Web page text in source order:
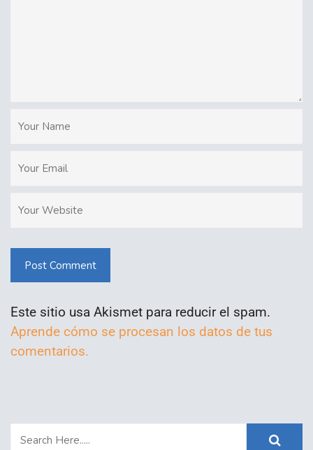
Post Comment
Este sitio usa Akismet para reducir el spam.
Aprende cómo se procesan los datos de tus
comentarios.